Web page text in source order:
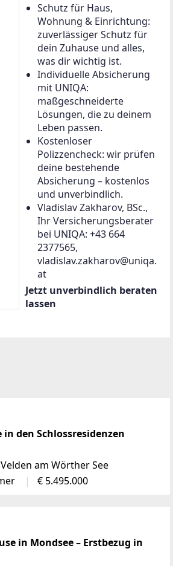
Schutz für Haus,
Wohnung & Einrichtung:
zuverlässiger Schutz für
dein Zuhause und alles,
was dir wichtig ist.
Individuelle Absicherung
mit UNIQA:
maßgeschneiderte
Lösungen, die zu deinem
Leben passen.
Kostenloser
Polizzencheck: wir prüfen
deine bestehende
Absicherung – kostenlos
und unverbindlich.
Vladislav Zakharov, BSc.,
Ihr Versicherungsberater
bei UNIQA: +43 664
2377565,
vladislav.zakharov@uniqa.
at
Jetzt unverbindlich beraten
lassen
den Schlossresidenzen
am Wörther See
€ 5.495.000
in Mondsee – Erstbezug in